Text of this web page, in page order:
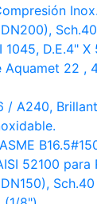
1045, D.E.4" X
Aquamet 22 ,
/ A240,
52100 para